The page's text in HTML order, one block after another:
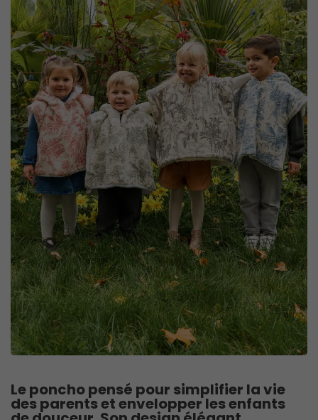
Le poncho pensé pour simplifier la vie
des parents et envelopper les enfants